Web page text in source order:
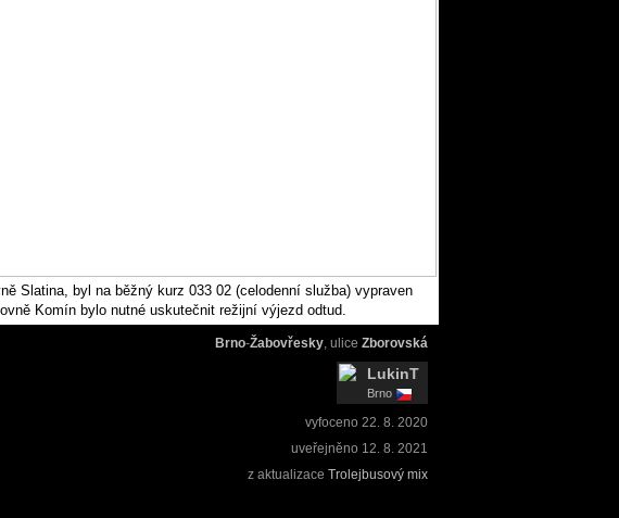
Slatina, byl na běžný kurz 033 02 (celodenní služba) vypraven
Komín bylo nutné uskutečnit režijní výjezd odtud.
Brno-Žabovřesky, ulice Zborovská
LukinT
Brno
vyfoceno 22. 8. 2020
uveřejněno 12. 8. 2021
z aktualizace Trolejbusový mix